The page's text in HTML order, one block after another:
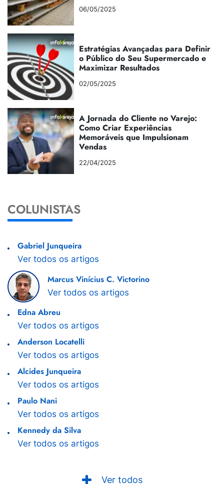
06/05/2025
Estratégias Avançadas para Definir
o Público do Seu Supermercado e
Maximizar Resultados
02/05/2025
A Jornada do Cliente no Varejo:
Como Criar Experiências
Memoráveis que Impulsionam
Vendas
22/04/2025
COLUNISTAS
Gabriel Junqueira
Ver todos os artigos
Marcus Vinícius C. Victorino
Ver todos os artigos
Edna Abreu
Ver todos os artigos
Anderson Locatelli
Ver todos os artigos
Alcides Junqueira
Ver todos os artigos
Paulo Nani
Ver todos os artigos
Kennedy da Silva
Ver todos os artigos
Ver todos